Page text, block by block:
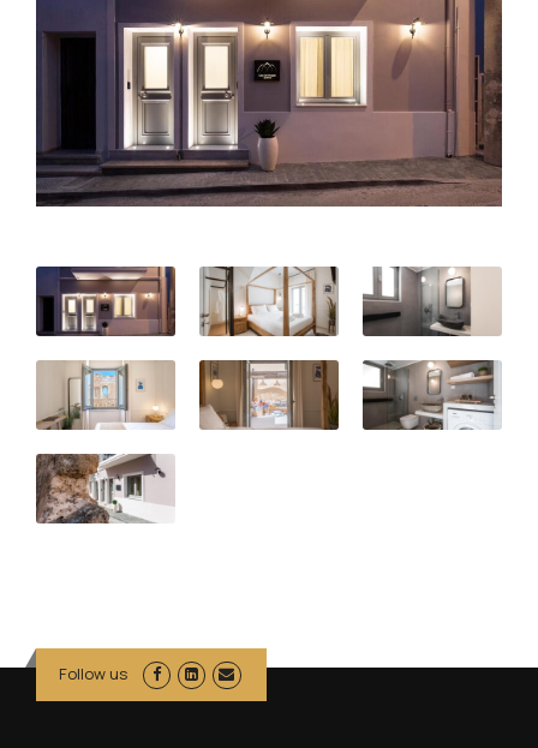
Follow us